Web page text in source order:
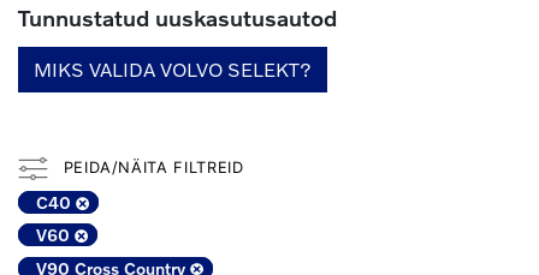
Tunnustatud uuskasutusautod
MIKS VALIDA VOLVO SELEKT?
PEIDA/NÄITA FILTREID
C40
V60
V90 Cross Country